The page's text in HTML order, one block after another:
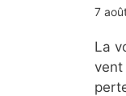
7
La
vent